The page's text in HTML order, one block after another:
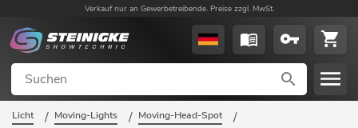
Verkauf nur an Gewerbetreibende. Preise zzgl. MwSt.
Licht / Moving-Lights / Moving-Head-Spot /